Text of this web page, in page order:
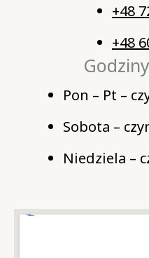
+48
+48
Pon – Pt –
Sobota –
Niedziela –